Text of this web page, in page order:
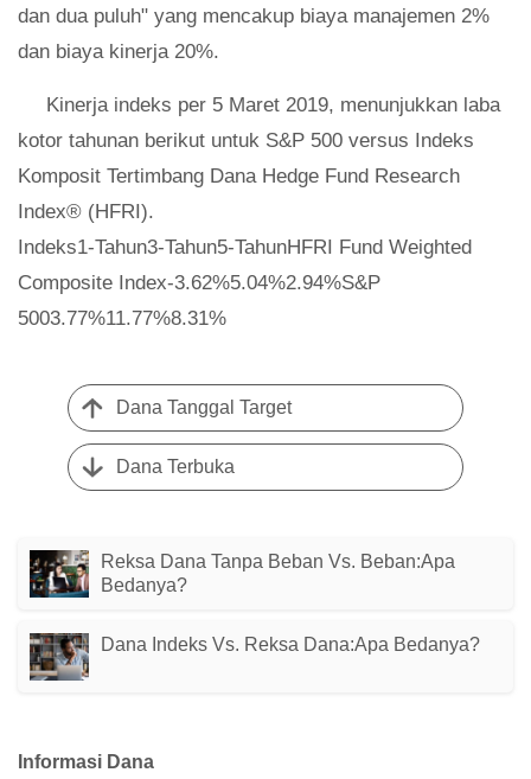
dan dua puluh" yang mencakup biaya manajemen 2%
dan biaya kinerja 20%.
Kinerja indeks per 5 Maret 2019, menunjukkan laba
kotor tahunan berikut untuk S&P 500 versus Indeks
Komposit Tertimbang Dana Hedge Fund Research
Index® (HFRI).
Indeks1-Tahun3-Tahun5-TahunHFRI Fund Weighted
Composite Index-3.62%5.04%2.94%S&P
5003.77%11.77%8.31%
Dana Tanggal Target
Dana Terbuka
Reksa Dana Tanpa Beban Vs. Beban:Apa
Bedanya?
Dana Indeks Vs. Reksa Dana:Apa Bedanya?
Informasi Dana